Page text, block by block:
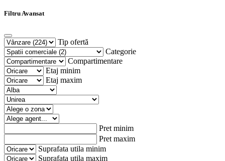
Filtru Avansat
Tip ofertă
Categorie
Compartimentare
Etaj minim
Etaj maxim
Pret minim
Pret maxim
Suprafata utila minim
Suprafata utila maxim